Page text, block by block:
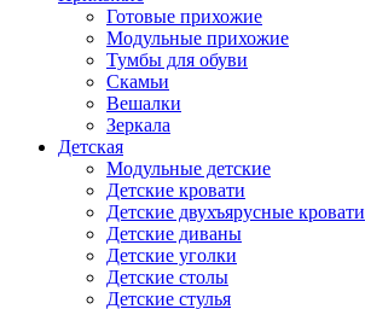
Готовые прихожие
Модульные прихожие
Тумбы для обуви
Скамьи
Вешалки
Зеркала
Детская
Модульные детские
Детские кровати
Детские двухъярусные кровати
Детские диваны
Детские уголки
Детские столы
Детские стулья